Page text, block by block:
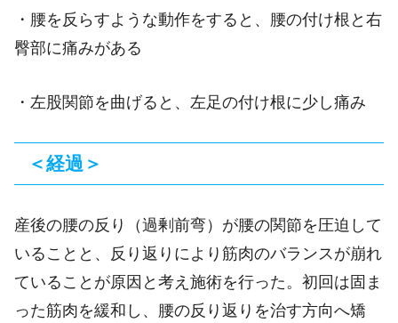
・腰を反らすような動作をすると、腰の付け根と右
臀部に痛みがある
・左股関節を曲げると、左足の付け根に少し痛み
＜経過＞
産後の腰の反り（過剰前弯）が腰の関節を圧迫して
いることと、反り返りにより筋肉のバランスが崩れ
ていることが原因と考え施術を行った。初回は固ま
った筋肉を緩和し、腰の反り返りを治す方向へ矯